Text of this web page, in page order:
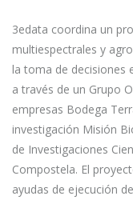
3edata coordina un
multiespectrales y
la toma de decisiones
a través de un Grupo
empresas Bodega
investigación Misión
de Investigaciones
Compostela. El
ayudas de ejecución